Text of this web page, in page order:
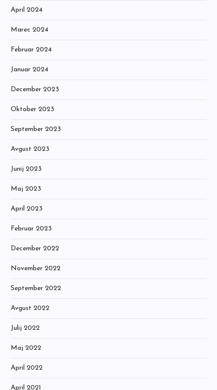
April 2024
Marec 2024
Februar 2024
Januar 2024
December 2023
Oktober 2023
September 2023
Avgust 2023
Junij 2023
Maj 2023
April 2023
Februar 2023
December 2022
November 2022
September 2022
Avgust 2022
Julij 2022
Maj 2022
April 2022
April 2021